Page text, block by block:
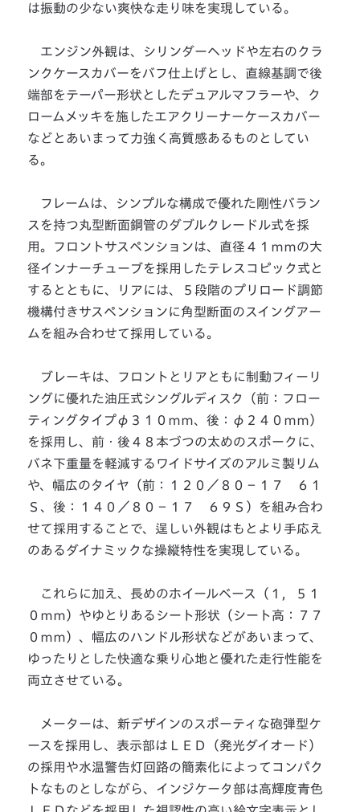
は振動の少ない爽快な走り味を実現している。
エンジン外観は、シリンダーヘッドや左右のクラ
ンクケースカバーをバフ仕上げとし、直線基調で後
端部をテーパー形状としたデュアルマフラーや、ク
ロームメッキを施したエアクリーナーケースカバー
などとあいまって力強く高質感あるものとしてい
る。
フレームは、シンプルな構成で優れた剛性バラン
スを持つ丸型断面鋼管のダブルクレードル式を採
用。フロントサスペンションは、直径４１ｍｍの大
径インナーチューブを採用したテレスコピック式と
するとともに、リアには、５段階のプリロード調節
機構付きサスペンションに角型断面のスイングアー
ムを組み合わせて採用している。
ブレーキは、フロントとリアともに制動フィーリ
ングに優れた油圧式シングルディスク（前：フロー
ティングタイプφ３１０ｍｍ、後：φ２４０ｍｍ）
を採用し、前・後４８本づつの太めのスポークに、
バネ下重量を軽減するワイドサイズのアルミ製リム
や、幅広のタイヤ（前：１２０／８０－１７ ６１
Ｓ、後：１４０／８０－１７ ６９Ｓ）を組み合わ
せて採用することで、逞しい外観はもとより手応え
のあるダイナミックな操縦特性を実現している。
これらに加え、長めのホイールベース（１，５１
０ｍｍ）やゆとりあるシート形状（シート高：７７
０ｍｍ）、幅広のハンドル形状などがあいまって、
ゆったりとした快適な乗り心地と優れた走行性能を
両立させている。
メーターは、新デザインのスポーティな砲弾型ケ
ースを採用し、表示部はＬＥＤ（発光ダイオード）
の採用や水温警告灯回路の簡素化によってコンパク
トなものとしながら、インジケータ部は高輝度青色